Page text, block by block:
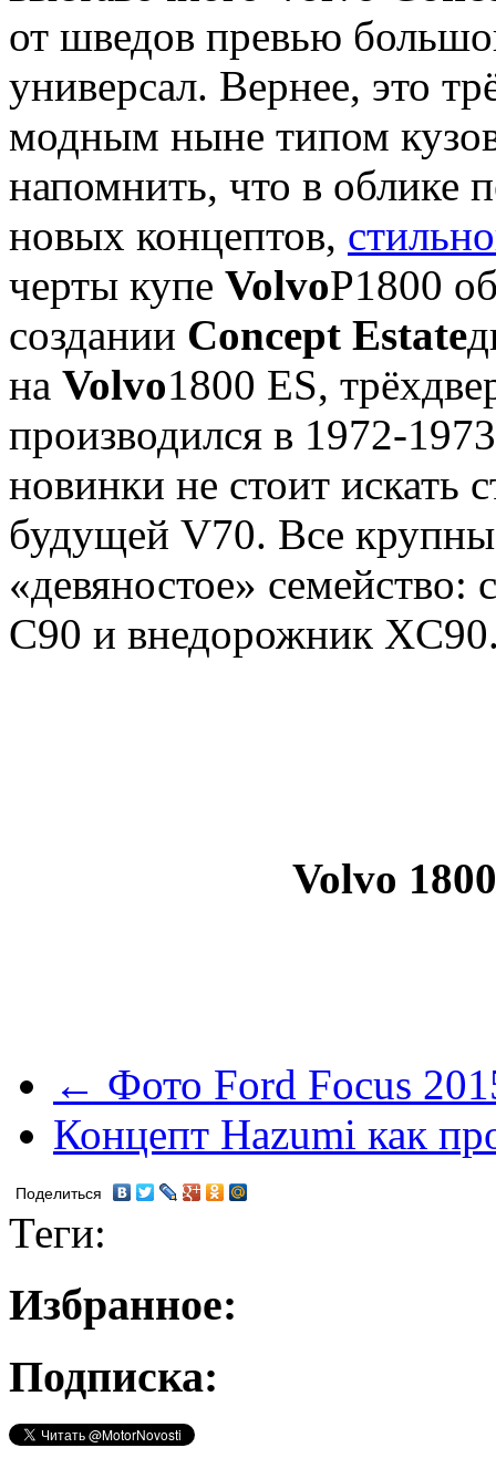
от шведов превью
универсал. Вернее, это
модным ныне типом
напомнить, что в облике
новых концептов,
черты купе VolvoP1800
создании Concept Estate
на Volvo1800 ES,
производился в 1972-
новинки не стоит искать
будущей V70. Все
«девяностое» семейство:
C90 и внедорожник
Volvo
← Фото Ford Focus
Концепт Hazumi как
Поделиться
Теги:
Избранное:
Подписка: